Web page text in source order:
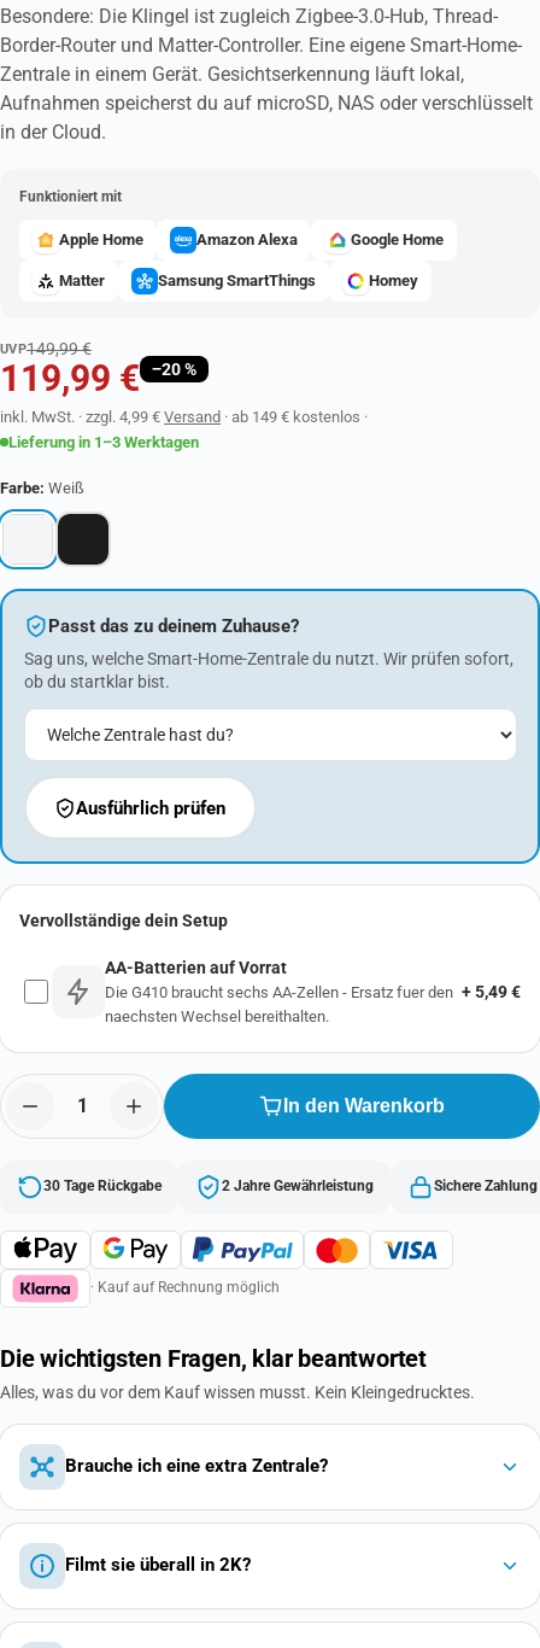
Besondere: Die Klingel ist zugleich Zigbee-3.0-Hub, Thread-
Border-Router und Matter-Controller. Eine eigene Smart-Home-
Zentrale in einem Gerät. Gesichtserkennung läuft lokal,
Aufnahmen speicherst du auf microSD, NAS oder verschlüsselt
in der Cloud.
Funktioniert mit
Apple Home Amazon Alexa Google Home
Matter Samsung SmartThings Homey
UVP149,99 €
119,99 € −20 %
inkl. MwSt. · zzgl. 4,99 € Versand · ab 149 € kostenlos ·
Lieferung in 1–3 Werktagen
Farbe: Weiß
Weiß Schwarz
Passt das zu deinem Zuhause?
Sag uns, welche Smart-Home-Zentrale du nutzt. Wir prüfen sofort,
ob du startklar bist.
Welche Zentrale hast du?
Ausführlich prüfen
Vervollständige dein Setup
AA-Batterien auf Vorrat
Die G410 braucht sechs AA-Zellen - Ersatz fuer den
naechsten Wechsel bereithalten.
+ 5,49 €
In den Warenkorb
30 Tage Rückgabe 2 Jahre Gewährleistung Sichere Zahlung
· Kauf auf Rechnung möglich
Die wichtigsten Fragen, klar beantwortet
Alles, was du vor dem Kauf wissen musst. Kein Kleingedrucktes.
Brauche ich eine extra Zentrale?
Filmt sie überall in 2K?